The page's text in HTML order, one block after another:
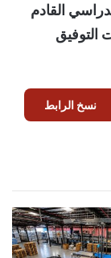
القادم
التوفيق
نسخ الرابط